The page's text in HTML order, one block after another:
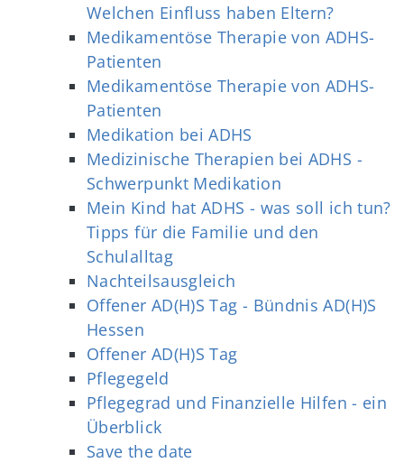
Welchen Einfluss haben Eltern?
Medikamentöse Therapie von ADHS-
Patienten
Medikamentöse Therapie von ADHS-
Patienten
Medikation bei ADHS
Medizinische Therapien bei ADHS -
Schwerpunkt Medikation
Mein Kind hat ADHS - was soll ich tun?
Tipps für die Familie und den
Schulalltag
Nachteilsausgleich
Offener AD(H)S Tag - Bündnis AD(H)S
Hessen
Offener AD(H)S Tag
Pflegegeld
Pflegegrad und Finanzielle Hilfen - ein
Überblick
Save the date